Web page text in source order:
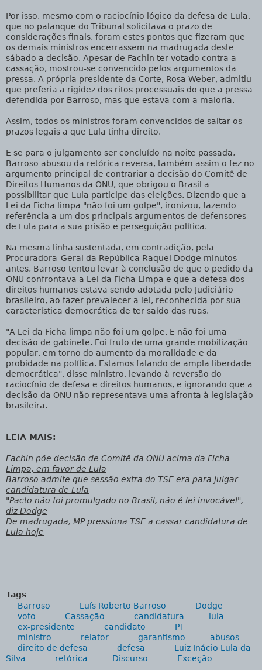
Por isso, mesmo com o raciocínio lógico da defesa de Lula,
que no palanque do Tribunal solicitava o prazo de
considerações finais, foram estes pontos que fizeram que
os demais ministros encerrassem na madrugada deste
sábado a decisão. Apesar de Fachin ter votado contra a
cassação, mostrou-se convencido pelos argumentos da
pressa. A própria presidente da Corte, Rosa Weber, admitiu
que preferia a rigidez dos ritos processuais do que a pressa
defendida por Barroso, mas que estava com a maioria.
Assim, todos os ministros foram convencidos de saltar os
prazos legais a que Lula tinha direito.
E se para o julgamento ser concluído na noite passada,
Barroso abusou da retórica reversa, também assim o fez no
argumento principal de contrariar a decisão do Comitê de
Direitos Humanos da ONU, que obrigou o Brasil a
possibilitar que Lula participe das eleições. Dizendo que a
Lei da Ficha limpa "não foi um golpe", ironizou, fazendo
referência a um dos principais argumentos de defensores
de Lula para a sua prisão e perseguição política.
Na mesma linha sustentada, em contradição, pela
Procuradora-Geral da República Raquel Dodge minutos
antes, Barroso tentou levar à conclusão de que o pedido da
ONU confrontava a Lei da Ficha Limpa e que a defesa dos
direitos humanos estava sendo adotada pelo Judiciário
brasileiro, ao fazer prevalecer a lei, reconhecida por sua
característica democrática de ter saído das ruas.
"A Lei da Ficha limpa não foi um golpe. E não foi uma
decisão de gabinete. Foi fruto de uma grande mobilização
popular, em torno do aumento da moralidade e da
probidade na política. Estamos falando de ampla liberdade
democrática", disse ministro, levando à reversão do
raciocínio de defesa e direitos humanos, e ignorando que a
decisão da ONU não representava uma afronta à legislação
brasileira.
LEIA MAIS:
Fachin põe decisão de Comitê da ONU acima da Ficha
Limpa, em favor de Lula
Barroso admite que sessão extra do TSE era para julgar
candidatura de Lula
"Pacto não foi promulgado no Brasil, não é lei invocável",
diz Dodge
De madrugada, MP pressiona TSE a cassar candidatura de
Lula hoje
Tags
Barroso
Luís Roberto Barroso
Dodge
voto
Cassação candidatura
lula
ex-presidente
candidato
PT
ministro
relator garantismo
abusos
direito de defesa
defesa
Luiz Inácio Lula da
Silva
retórica Discurso Exceção